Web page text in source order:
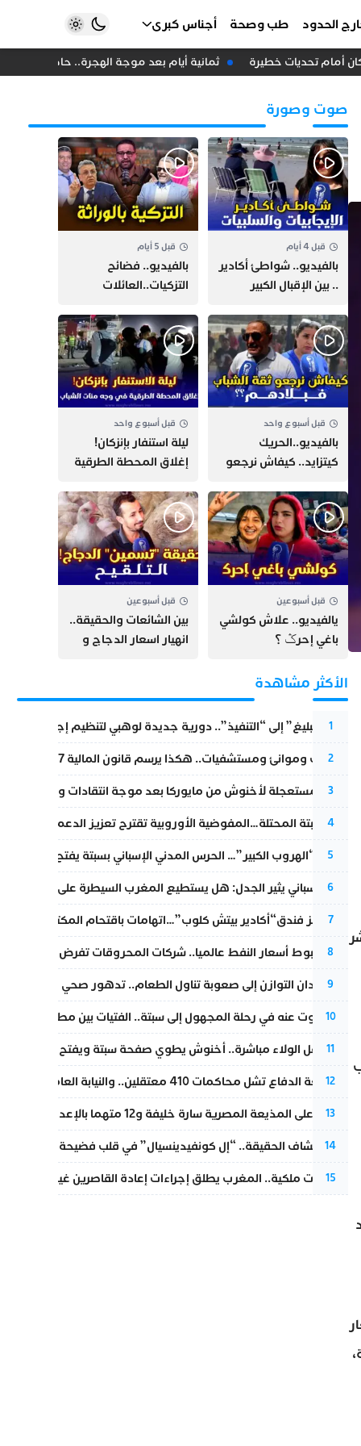
الحدود طب وصحة أجناس كبرى
أمام تحديات خطيرة ثمانية أيام بعد موجة الهجرة.. حاكم سبتة
صوت وصورة
قبل 4 أيام
بالفيديو.. شواطئ أكادير
.. بين الإقبال الكبير
الازدحام وغلاء الكراء
قبل 5 أيام
بالفيديو.. فضائح
التزكيات..العائلات
وقصة “وهبي”
و”السيمو” تثير الجدل
قبل أسبوع واحد
بالفيديو..الحريك
كيتزايد.. كيفاش نرجعو
قبل أسبوع واحد
​ليلة استنفار بإنزكان!
إغلاق المحطة الطرقية
اللحاق بـ”هروب سبتة”
قبل أسبوعين
يالفيديو.. علاش كولشي
باغي إحرݣ ؟
قبل أسبوعين
بين الشائعات والحقيقة..
انهيار اسعار الدجاج و
الأكثر مشاهدة
1
من “التبليغ” إلى “التنفيذ”.. دورية جديدة لوهبي لتنظيم إجراءات
2
قطارات وموانئ ومستشفيات.. هكذا يرسم قانون المالية 2027 خارطة المغرب المقبل
3
عودة مستعجلة لأخنوش من مايوركا بعد موجة انتقادات واسعة
4
أزمة سبتة المحتلة…المفوضية الأوروبية تقترح تعزيز الدعم المالي
5
عملية “الهروب الكبير”… الحرس المدني الإسباني بسبتة يفتح قناة
6
تقرير إسباني يثير الجدل: هل يستطيع المغرب السيطرة على سبتة
7
أزمة تهز فندق“أكادير بيتش كلوب”…اتهامات باقتحام المكتب النقابي
8
رغم هبوط أسعار النفط عالميا.. شركات المحروقات تفرض زيادة
9
من فقدان التوازن إلى صعوبة تناول الطعام.. تدهور صحي يلاحق
10
المسكوت عنه في رحلة المجهول إلى سبتة.. الفتيات بين مطرقة البحر
11
بعد حفل الولاء مباشرة.. أخنوش يطوي صفحة سبتة ويفتح ملف
12
مقاطعة الدفاع تشل محاكمات 410 معتقلين.. والنيابة العامة تبحث عن حل قانوني
13
الحكم على المذيعة المصرية سارة خليفة و12 متهما بالإعدام في قضية هزت بلاد الفراعنة
14
بعد انكشاف الحقيقة.. “إل كونفيدينسيال” في قلب فضيحة صورة
15
بتعليمات ملكية.. المغرب يطلق إجراءات إعادة القاصرين غير